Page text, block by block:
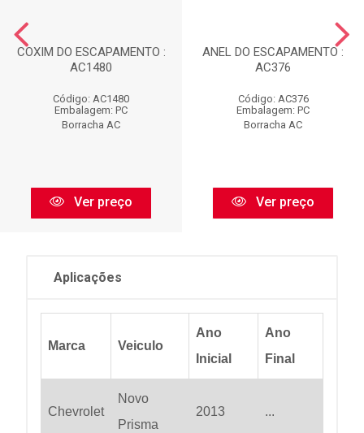
COXIM DO ESCAPAMENTO :
AC1480
Código: AC1480
Embalagem: PC
Borracha AC
Ver preço
ANEL DO ESCAPAMENTO :
AC376
Código: AC376
Embalagem: PC
Borracha AC
Ver preço
Aplicações
Marca Veiculo
Ano
Inicial
Ano
Final
Chevrolet
Novo
Prisma
2013 ...